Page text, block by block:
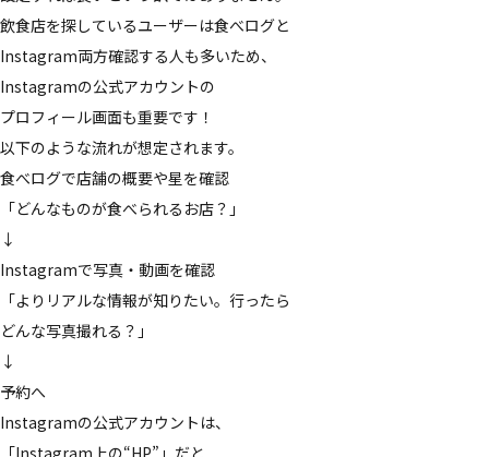
飲食店を​探している​ユーザーは​食べログと​
Instagram両方​確認する​人も​多いため、​
Instagramの​公式アカウントの​
プロフィール画面も​重要です！
以下のような​流れが​想定されます。
食べログで​店舗の​概要や星を​確認
「どんな​ものが​食べられる​お店？」
↓
Instagramで​写真・動画を​確認
「より​リアルな​情報が​知りたい。​行ったら​
どんな​写真撮れる？」
↓
予約へ
Instagramの​公式アカウントは、​